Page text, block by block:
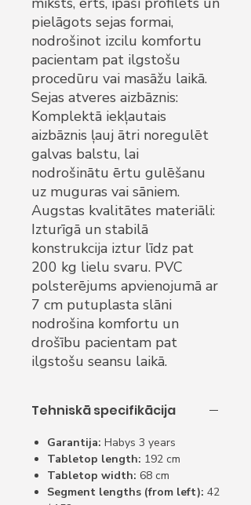
pielāgots sejas formai,
nodrošinot izcilu komfortu
pacientam pat ilgstošu
procedūru vai masāžu laikā.
Sejas atveres aizbāznis:
Komplektā iekļautais
aizbāznis ļauj ātri noregulēt
galvas balstu, lai
nodrošinātu ērtu gulēšanu
uz muguras vai sāniem.
Augstas kvalitātes materiāli:
Izturīgā un stabilā
konstrukcija iztur līdz pat
200 kg lielu svaru. PVC
polsterējums apvienojumā ar
7 cm putuplasta slāni
nodrošina komfortu un
drošību pacientam pat
ilgstošu seansu laikā.
Tehniskā specifikācija
Garantija: Habys 3 years
Tabletop length: 192 cm
Tabletop width: 68 cm
Segment lengths (from left): 42